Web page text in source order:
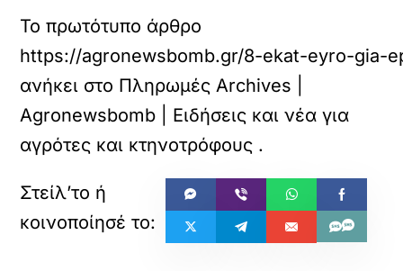
Το πρωτότυπο άρθρο
https://agronewsbomb.gr/8-ekat-eyro-gia-
ανήκει στο Πληρωμές Archives |
Agronewsbomb | Ειδήσεις και νέα για
αγρότες και κτηνοτρόφους .